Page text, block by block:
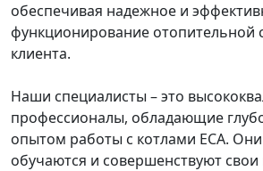
обеспечивая надежное и
функционирование отопительной
клиента.
Наши специалисты – это
профессионалы, обладающие
опытом работы с котлами ECA.
обучаются и совершенствуют